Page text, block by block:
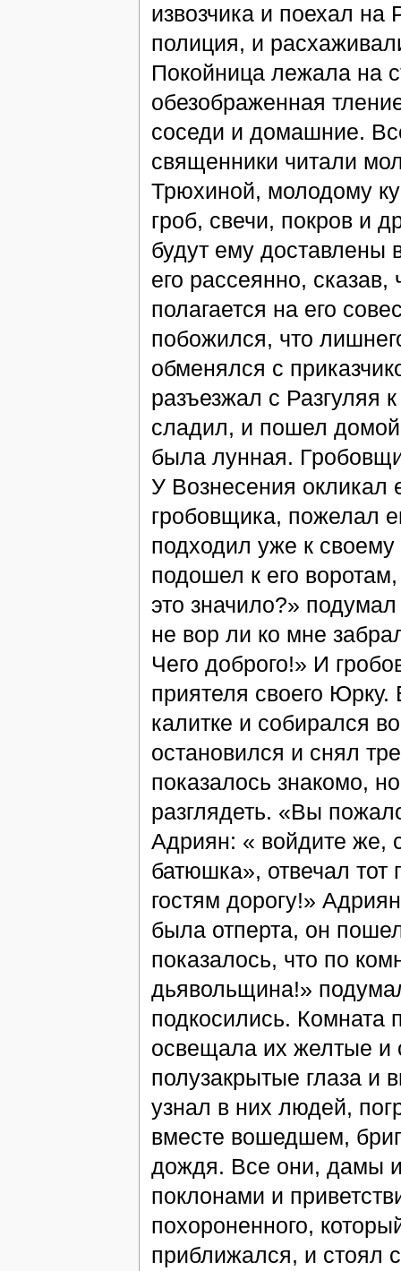
извозчика и поехал на
полиция, и
Покойница лежала на
обезображенная
соседи и домашние.
священники читали
Трюхиной, молодому
гроб, свечи, покров и
будут ему доставлены
его рассеянно,
полагается на его
побожился, что
обменялся с
разъезжал с Разгуляя
сладил, и пошел домой
была лунная.
У Вознесения окликал
гробовщика, пожелал
подходил уже к своему
подошел к его
это значило?»
не вор ли ко мне
Чего доброго!» И
приятеля своего
калитке и собирался
остановился и снял
показалось знакомо,
разглядеть. «Вы
Адриян: « войдите же,
батюшка», отвечал тот
гостям дорогу!»
была отперта, он
показалось, что по
дьявольщина!»
подкосились. Комната
освещала их желтые и
полузакрытые глаза
узнал в них людей,
вместе вошедшем,
дождя. Все они, дамы
поклонами и
похороненного,
приближался, и стоял